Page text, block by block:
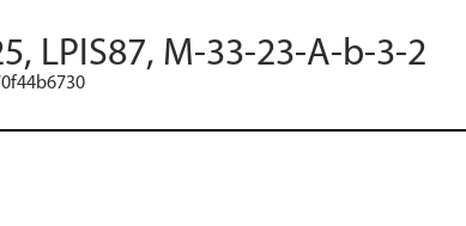
LPIS87, M-33-23-A-b-3-2